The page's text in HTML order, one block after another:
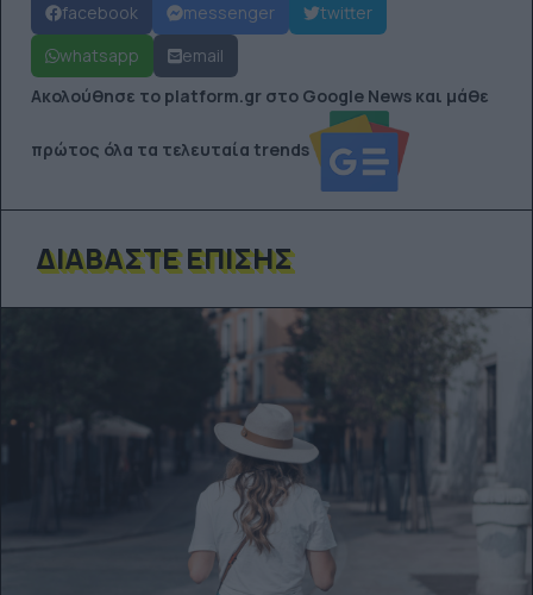
facebook messenger
twitter
whatsapp
email
Ακολούθησε το platform.gr στο Google News και μάθε
πρώτος όλα τα τελευταία trends
ΔΙΑΒΆΣΤΕ ΕΠΊΣΗΣ